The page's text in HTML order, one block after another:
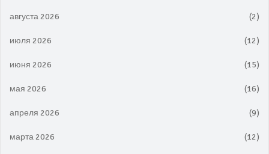
августа 2026 (2)
июля 2026 (12)
июня 2026 (15)
мая 2026 (16)
апреля 2026 (9)
марта 2026 (12)